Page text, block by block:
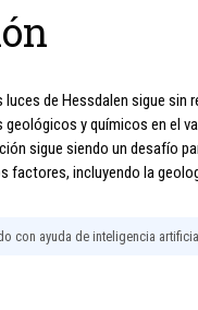
luces de Hessdalen sigue
y químicos en el
sigue siendo un desafío
factores, incluyendo la
con ayuda de inteligencia